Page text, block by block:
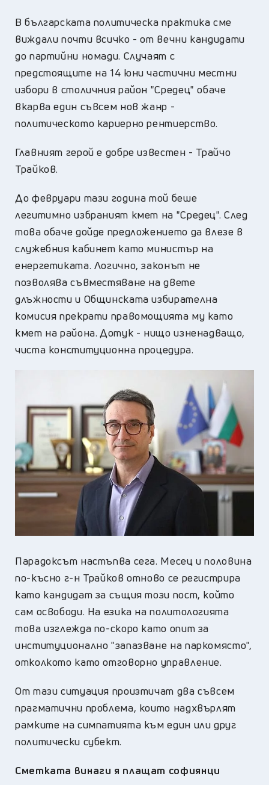
В българската политическа практика сме
виждали почти всичко - от вечни кандидати
до партийни номади. Случаят с
предстоящите на 14 юни частични местни
избори в столичния район "Средец" обаче
вкарва един съвсем нов жанр -
политическото кариерно рентиерство.
Главният герой е добре известен - Трайчо
Трайков.
До февруари тази година той беше
легитимно избраният кмет на "Средец". След
това обаче дойде предложението да влезе в
служебния кабинет като министър на
енергетиката. Логично, законът не
позволява съвместяване на двете
длъжности и Общинската избирателна
комисия прекрати правомощията му като
кмет на района. Дотук - нищо изненадващо,
чиста конституционна процедура.
Парадоксът настъпва сега. Месец и половина
по-късно г-н Трайков отново се регистрира
като кандидат за същия този пост, който
сам освободи. На езика на политологията
това изглежда по-скоро като опит за
институционално "запазване на паркомясто",
отколкото като отговорно управление.
От тази ситуация произтичат два съвсем
прагматични проблема, които надхвърлят
рамките на симпатията към един или друг
политически субект.
Сметката винаги я плащат софиянци